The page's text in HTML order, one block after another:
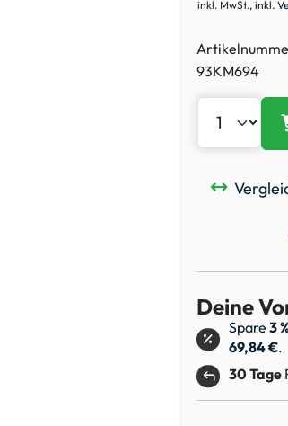
inkl. MwSt., inkl.
93KM694
Deine
Spare 3
69,84 €.
30 Tage